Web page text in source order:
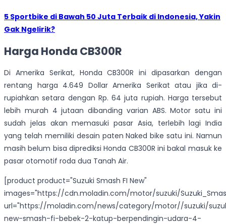
5 Sportbike di Bawah 50 Juta Terbaik di Indonesia, Yakin
Gak Ngelirik?
Harga Honda CB300R
Di Amerika Serikat, Honda CB300R ini dipasarkan dengan
rentang harga 4.649 Dollar Amerika Serikat atau jika di-
rupiahkan setara dengan Rp. 64 juta rupiah. Harga tersebut
lebih murah 4 jutaan dibanding varian ABS. Motor satu ini
sudah jelas akan memasuki pasar Asia, terlebih lagi India
yang telah memiliki desain paten Naked bike satu ini. Namun
masih belum bisa diprediksi Honda CB300R ini bakal masuk ke
pasar otomotif roda dua Tanah Air.
[product product="Suzuki Smash FI New"
images="https://cdn.moladin.com/motor/suzuki/
url="https://moladin.com/news/category/motor//suzuki/
new-smash-fi-bebek-2-katup-berpendingin-udara-4-